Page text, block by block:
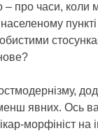
про часи, коли
пункті
явних. Ось
морфініст на